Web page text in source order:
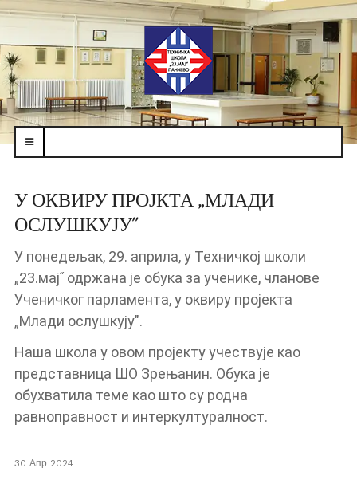
navbar-
У ОКВИРУ ПРОЈКТА „МЛАДИ
ОСЛУШКУЈУʺ
У понедељак, 29. априла, у Техничкој школи
„23.мајʺ одржана је обука за ученике, чланове
Ученичког парламента, у оквиру пројекта
„Млади ослушкују".
Наша школа у овом пројекту учествује као
представница ШО Зрењанин. Обука је
обухватила теме као што су родна
равноправност и интеркултуралност.
30 Апр 2024